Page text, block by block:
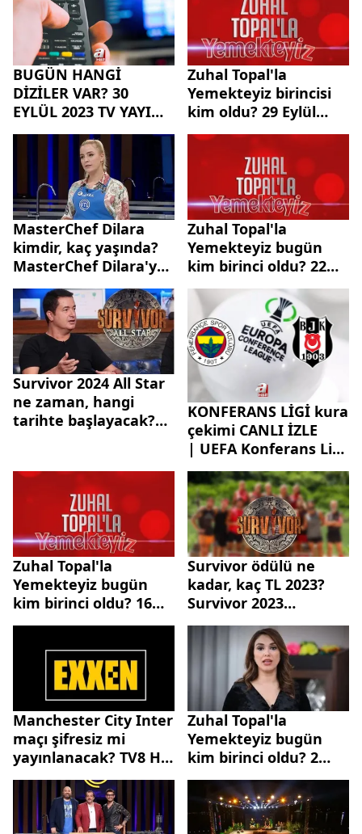
kim kazandı? Puan
tablosu...
kim kazandı? 75 bin
TL ödül...
BUGÜN HANGİ
DİZİLER VAR? 30
EYLÜL 2023 TV YAYIN
AKIŞI! ATV, TRT1, Star
TV, TV8, Show TV'de
bu akşam...
Zuhal Topal'la
Yemekteyiz birincisi
kim oldu? 29 Eylül
2023 Zuhal Topal'la
Yemekteyiz bu hafta
kim kazandı? Puan
tablosu...
MasterChef Dilara
kimdir, kaç yaşında?
MasterChef Dilara'ya
ne oldu, sağlık
durumu nasıl?
Yarışmadan ayrılacak
mı?
Zuhal Topal'la
Yemekteyiz bugün
kim birinci oldu? 22
Eylül 2023 Zuhal
Topal'la Yemekteyiz
bu hafta kim kazandı?
Survivor 2024 All Star
ne zaman, hangi
tarihte başlayacak?
mı, belli oldu mu?
KONFERANS LİGİ kura
çekimi CANLI İZLE
| UEFA Konferans Ligi
kura çekimi
KESİNTİSİZ, canlı
yayın izle
seyret! Fenerbahçe,
rakipleri kim oldu?
Zuhal Topal'la
Yemekteyiz bugün
kim birinci oldu? 16
Haziran 2023 Zuhal
bu hafta kim kazandı?
Survivor ödülü ne
kadar, kaç TL 2023?
Survivor 2023
şampiyonluk ödülü
kaç para?
Manchester City Inter
maçı şifresiz mi
yayınlanacak? TV8 HD
FREKANS BİLGİLERİ!
TV8 EXXEN şifresiz mi,
şifreli mi?
Zuhal Topal'la
Yemekteyiz bugün
kim birinci oldu? 2
Haziran 2023 Zuhal
Topal'la Yemekteyiz
bu hafta kim kazandı?